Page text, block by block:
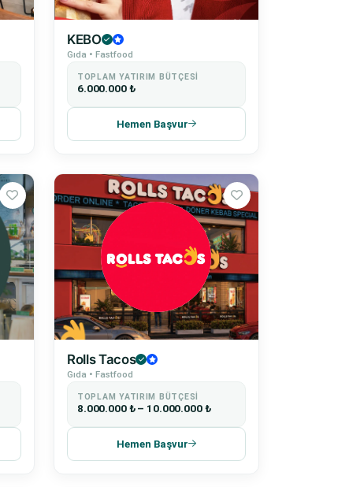
KEBO
Gıda • Fastfood
TOPLAM YATIRIM BÜTÇESI
6.000.000 ₺
Hemen Başvur
Rolls Tacos
Gıda • Fastfood
TOPLAM YATIRIM BÜTÇESI
8.000.000 ₺ – 10.000.000 ₺
Hemen Başvur